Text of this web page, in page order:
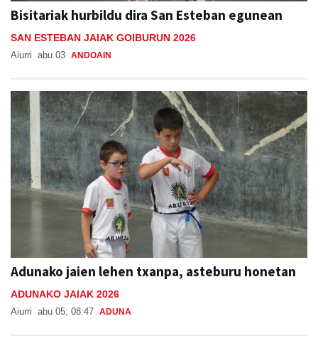
Bisitariak hurbildu dira San Esteban egunean
SAN ESTEBAN JAIAK GOIBURUN 2026
Aiurri abu 03 ANDOAIN
Adunako jaien lehen txanpa, asteburu honetan
ADUNAKO JAIAK 2026
Aiurri abu 05, 08:47 ADUNA